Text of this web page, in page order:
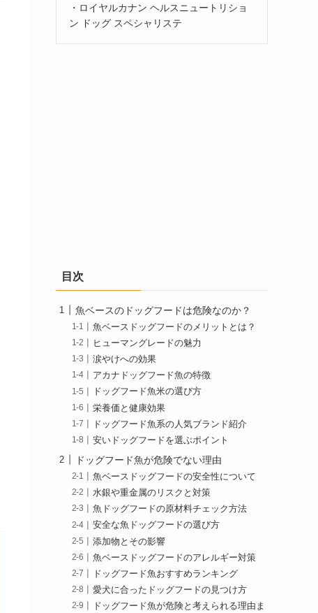
・ロイヤルカナン ヘルスニュートリショ
ン ドッグ スペシャリステ
目次
魚ベースのドッグフードは危険なのか？
魚ベースドッグフードのメリットとは？
ヒューマングレードの魅力
涙やけへの効果
アカナドッグフード魚の特徴
ドッグフード魚米の選び方
栄養価と健康効果
ドッグフード魚系の人気ブランド紹介
安いドッグフードを選ぶポイント
ドッグフード魚が危険でない理由
魚ベースドッグフードの安全性について
水銀や重金属のリスクと対策
魚ドッグフードの原材料チェック方法
安全な魚ドッグフードの選び方
添加物とその影響
魚ベースドッグフードのアレルギー対策
ドッグフード魚おすすめランキング
愛犬に合ったドッグフードの見つけ方
ドッグフード魚が危険と考えられる理由ま